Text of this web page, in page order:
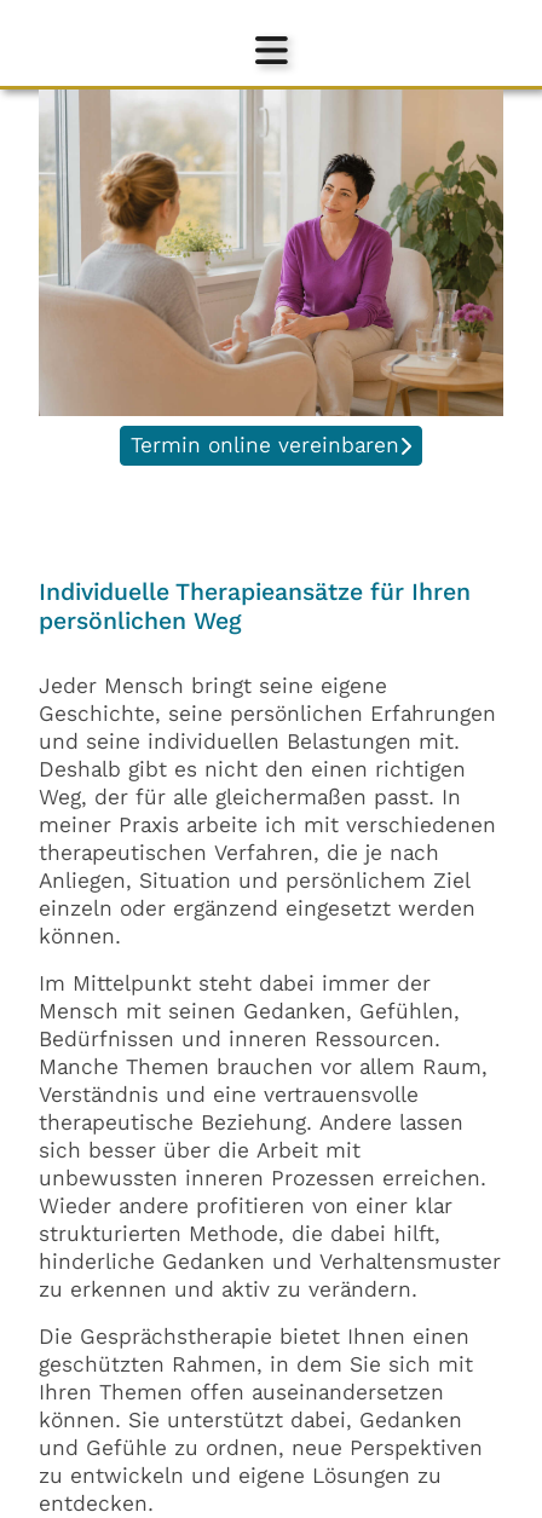
Termin online vereinbaren
Individuelle Therapieansätze für Ihren
persönlichen Weg
Jeder Mensch bringt seine eigene
Geschichte, seine persönlichen Erfahrungen
und seine individuellen Belastungen mit.
Deshalb gibt es nicht den einen richtigen
Weg, der für alle gleichermaßen passt. In
meiner Praxis arbeite ich mit verschiedenen
therapeutischen Verfahren, die je nach
Anliegen, Situation und persönlichem Ziel
einzeln oder ergänzend eingesetzt werden
können.
Im Mittelpunkt steht dabei immer der
Mensch mit seinen Gedanken, Gefühlen,
Bedürfnissen und inneren Ressourcen.
Manche Themen brauchen vor allem Raum,
Verständnis und eine vertrauensvolle
therapeutische Beziehung. Andere lassen
sich besser über die Arbeit mit
unbewussten inneren Prozessen erreichen.
Wieder andere profitieren von einer klar
strukturierten Methode, die dabei hilft,
hinderliche Gedanken und Verhaltensmuster
zu erkennen und aktiv zu verändern.
Die Gesprächstherapie bietet Ihnen einen
geschützten Rahmen, in dem Sie sich mit
Ihren Themen offen auseinandersetzen
können. Sie unterstützt dabei, Gedanken
und Gefühle zu ordnen, neue Perspektiven
zu entwickeln und eigene Lösungen zu
entdecken.